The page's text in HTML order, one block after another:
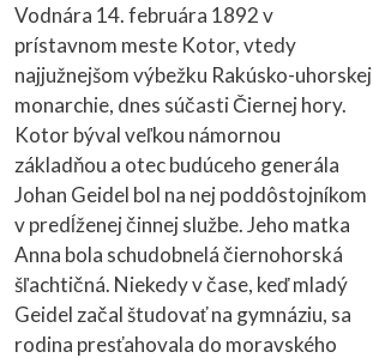
Vodnára 14. februára 1892 v
prístavnom meste Kotor, vtedy
najjužnejšom výbežku Rakúsko-uhorskej
monarchie, dnes súčasti Čiernej hory.
Kotor býval veľkou námornou
základňou a otec budúceho generála
Johan Geidel bol na nej poddôstojníkom
v predĺženej činnej službe. Jeho matka
Anna bola schudobnelá čiernohorská
šľachtičná. Niekedy v čase, keď mladý
Geidel začal študovať na gymnáziu, sa
rodina presťahovala do moravského